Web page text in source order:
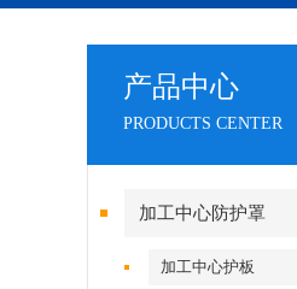
产品中心
PRODUCTS CENTER
加工中心防护罩
加工中心护板